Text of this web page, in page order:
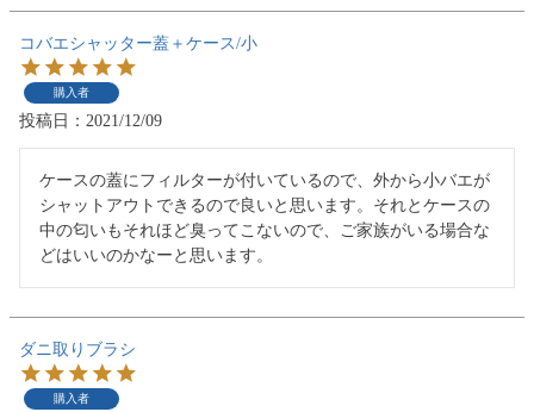
コバエシャッター蓋＋ケース/小
購入者
投稿日 2021/12/09
ケースの蓋にフィルターが付いているので、外から小バエが
シャットアウトできるので良いと思います。それとケースの
中の匂いもそれほど臭ってこないので、ご家族がいる場合な
どはいいのかなーと思います。
ダニ取りブラシ
購入者